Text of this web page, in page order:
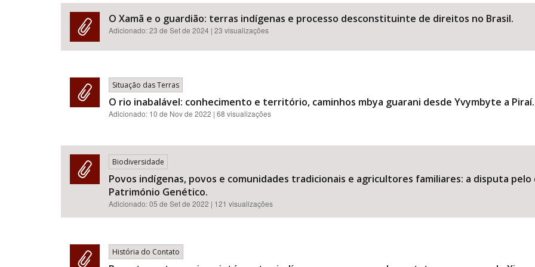
O Xamã e o guardião: terras indígenas e processo desconstituinte de direitos no Brasil.
Adicionado:23 de Set de 2024 | 23 visualizações
Situação das Terras
O rio inabalável: conhecimento e território, caminhos mbya guarani desde Yvymbyte a Piraí.
Adicionado: 10 de Nov de 2022 | 68 visualizações
Biodiversidade
Povos indígenas, povos e comunidades tradicionais e agricultores familiares: a disputa
Património Genético.
Adicionado:05 de Set de 2022 | 121 visualizações
História do Contato